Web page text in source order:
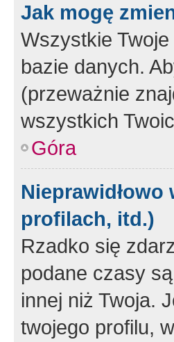
Jak mogę
Wszystkie
bazie danych.
(przeważnie
wszystkich
Góra
profilach, itd.)
Rzadko się
podane czasy
innej niż Twoja.
twojego profilu,